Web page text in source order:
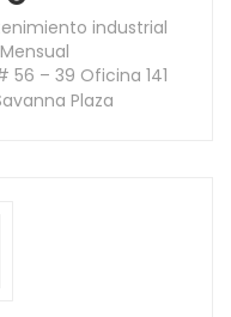
industrial
56 – 39 Oficina 141
Plaza